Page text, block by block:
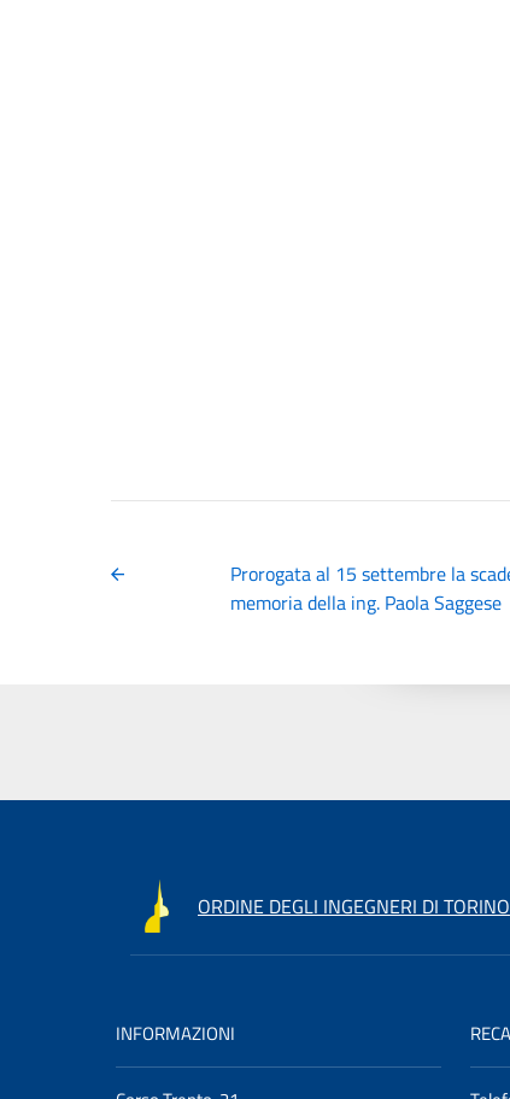
Prorogata al 15 settembre la
memoria della ing. Paola Saggese
ORDINE DEGLI INGEGNERI DI TORINO
INFORMAZIONI